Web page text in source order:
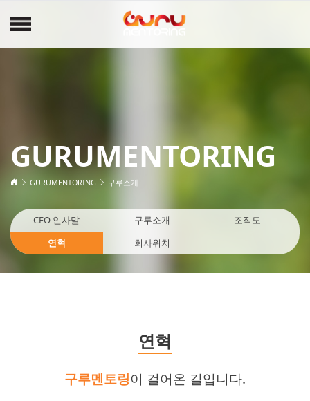
GURUMENTORING
GURUMENTORING 구루소개
CEO 인사말 구루소개
조직도
연혁
회사위치
연혁
구루멘토링이 걸어온 길입니다.